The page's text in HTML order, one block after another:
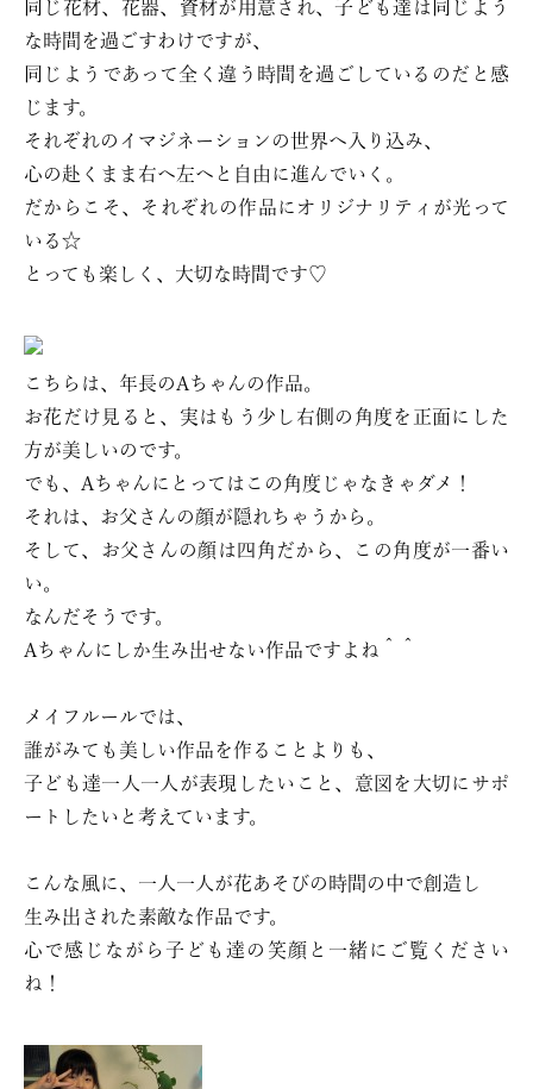
同じ花材、花器、資材が用意され、子ども達は同じよう
な時間を過ごすわけですが、
同じようであって全く違う時間を過ごしているのだと感
じます。
それぞれのイマジネーションの世界へ入り込み、
心の赴くまま右へ左へと自由に進んでいく。
だからこそ、それぞれの作品にオリジナリティが光って
いる☆
とっても楽しく、大切な時間です♡
こちらは、年長のAちゃんの作品。
お花だけ見ると、実はもう少し右側の角度を正面にした
方が美しいのです。
でも、Aちゃんにとってはこの角度じゃなきゃダメ！
それは、お父さんの顔が隠れちゃうから。
そして、お父さんの顔は四角だから、この角度が一番い
い。
なんだそうです。
Aちゃんにしか生み出せない作品ですよね＾＾
メイフルールでは、
誰がみても美しい作品を作ることよりも、
子ども達一人一人が表現したいこと、意図を大切にサポ
ートしたいと考えています。
こんな風に、一人一人が花あそびの時間の中で創造し
生み出された素敵な作品です。
心で感じながら子ども達の笑顔と一緒にご覧ください
ね！